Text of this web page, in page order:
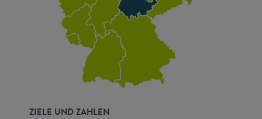
ZIELE UND ZAHLEN